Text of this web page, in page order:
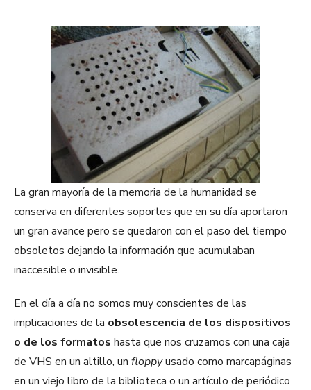
La gran mayoría de la memoria de la humanidad se
conserva en diferentes soportes que en su día aportaron
un gran avance pero se quedaron con el paso del tiempo
obsoletos dejando la información que acumulaban
inaccesible o invisible.
En el día a día no somos muy conscientes de las
implicaciones de la obsolescencia de los dispositivos
o de los formatos hasta que nos cruzamos con una caja
de VHS en un altillo, un floppyusado como marcapáginas
en un viejo libro de la biblioteca o un artículo de periódico